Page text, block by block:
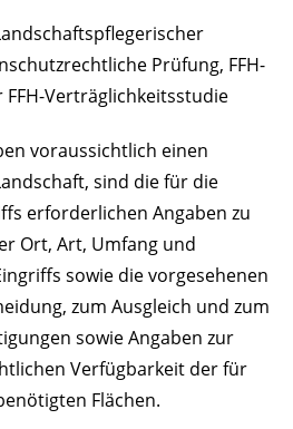
Prüfung, FFH-
Verträglichkeitsstudie
voraussichtlich einen
sind die für die
erforderlichen Angaben zu
Ort, Art, Umfang und
sowie die vorgesehenen
zum Ausgleich und zum
sowie Angaben zur
Verfügbarkeit der für
Flächen.